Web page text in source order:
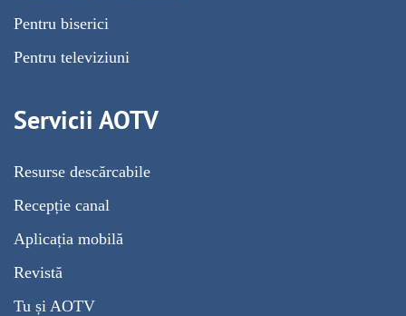
Pentru biserici
Pentru televiziuni
Servicii AOTV
Resurse descărcabile
Recepție canal
Aplicația mobilă
Revistă
Tu și AOTV